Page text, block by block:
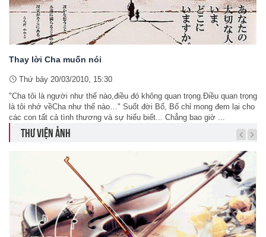
Thay lời Cha muốn nói
Thứ bảy 20/03/2010, 15:30
"Cha tôi là người như thế nào,điều đó không quan trọng.Điều quan trọng
là tôi nhớ vềCha như thế nào…" Suốt đời Bố, Bố chỉ mong đem lại cho
các con tất cả tình thương và sự hiểu biết... Chẳng bao giờ ...
THƯ VIỆN ẢNH